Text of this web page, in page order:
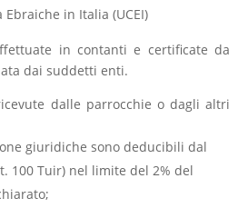
Ebraiche in Italia (UCEI)
in contanti e certificate da
dai suddetti enti.
dalle parrocchie o dagli altri
giuridiche sono deducibili dal
100 Tuir) nel limite del 2% del